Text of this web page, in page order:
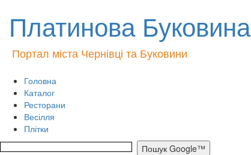
Платинова Буковина
Портал міста Чернівці та Буковини
Головна
Каталог
Ресторани
Весілля
Плітки